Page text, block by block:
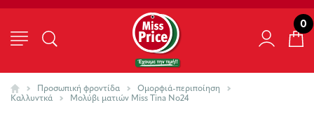
0
Προσωπική φροντίδα
Ομορφιά-περιποίηση
Καλλυντκά
Μολύβι ματιών Miss Τina Νο24